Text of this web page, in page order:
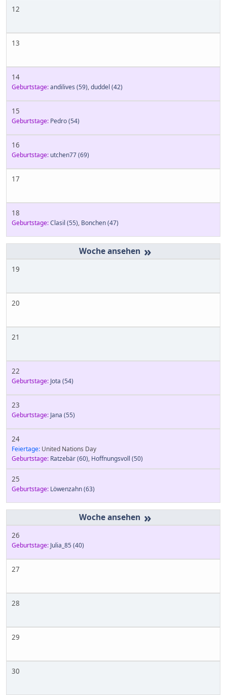
12
13
14
Geburtstage:andilives (59),duddel (42)
15
Geburtstage: Pedro(54)
16
Geburtstage: utchen77(69)
17
18
Geburtstage:Clasil (55), Bonchen(47)
»
19
20
21
22
Geburtstage: Jota (54)
23
Geburtstage: Jana (55)
24
Feiertage: United Nations Day
Geburtstage: Ratzebär(60), Hoffnungsvoll (50)
25
Geburtstage: Löwenzahn(63)
»
26
Geburtstage: Julia_85 (40)
27
28
29
30